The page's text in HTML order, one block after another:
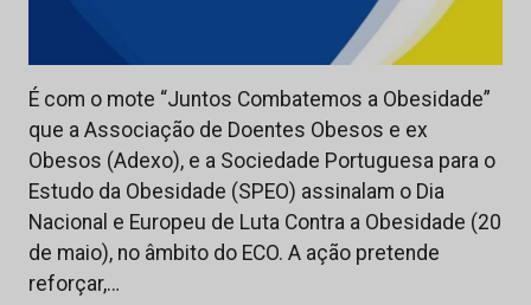
É com o mote “Juntos Combatemos a Obesidade”
que a Associação de Doentes Obesos e ex
Obesos (Adexo), e a Sociedade Portuguesa para o
Estudo da Obesidade (SPEO) assinalam o Dia
Nacional e Europeu de Luta Contra a Obesidade (20
de maio), no âmbito do ECO. A ação pretende
reforçar,…